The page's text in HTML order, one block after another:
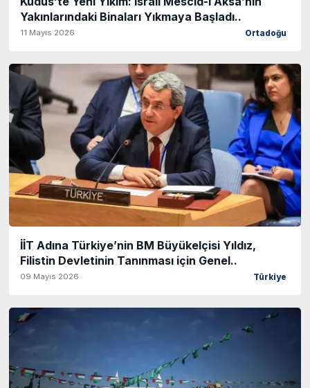
Yakınlarındaki Binaları Yıkmaya Başladı..
11 Mayıs 2026 Ortadoğu
İİT Adına Türkiye’nin BM Büyükelçisi Yıldız,
Filistin Devletinin Tanınması için Genel..
09 Mayıs 2026 Türkiye